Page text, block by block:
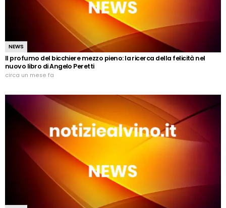
NEWS
Il profumo del bicchiere mezzo pieno: la ricerca della felicità nel
nuovo libro di Angelo Peretti
circa un mese fa